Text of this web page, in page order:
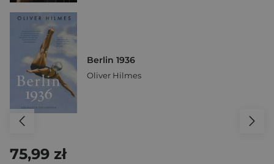
Berlin 1936
Oliver Hilmes
75,99 zł